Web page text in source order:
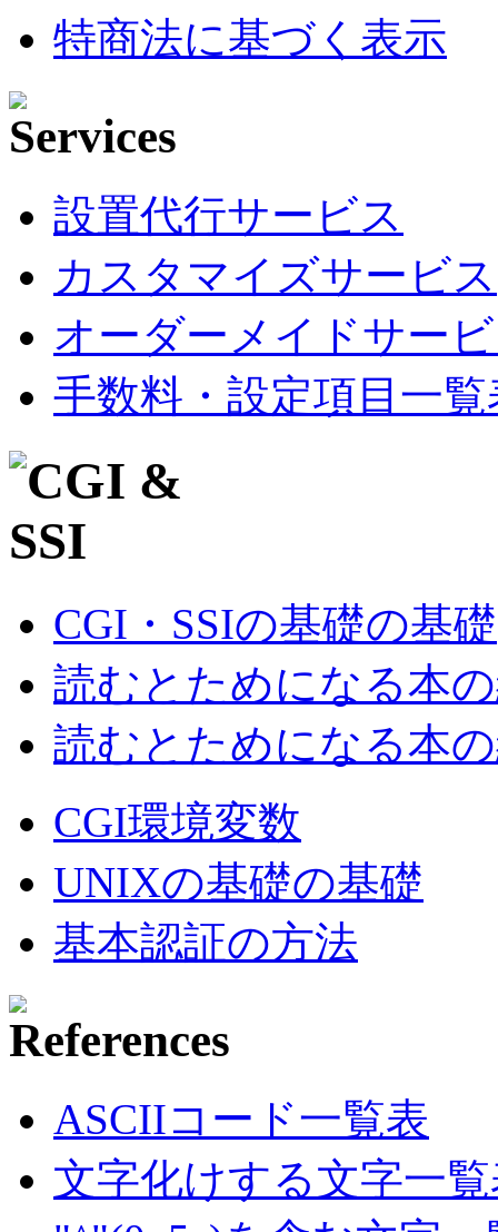
特商法に基づく表示
設置代行サービス
カスタマイズサービス
オーダーメイドサー
手数料・設定項目一覧
CGI・SSIの基礎の基礎
読むとためになる本
読むとためになる本
CGI環境変数
UNIXの基礎の基礎
基本認証の方法
ASCIIコード一覧表
文字化けする文字一